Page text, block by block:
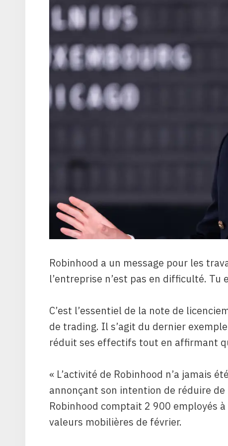
Robinhood a un message pour les
l’entreprise n’est pas en difficulté. Tu
C’est l’essentiel de la note de
de trading. Il s’agit du dernier
réduit ses effectifs tout en affirmant
« L’activité de Robinhood n’a jamais
annonçant son intention de réduire
Robinhood comptait 2 900 employés
valeurs mobilières de février.